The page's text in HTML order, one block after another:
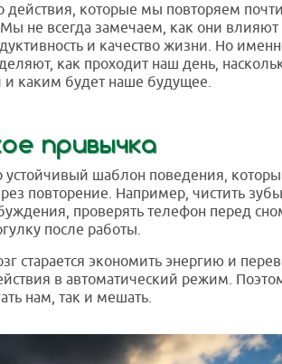
которые мы повторяем
не всегда замечаем, как они влияют
и качество жизни. Но
как проходит наш день,
и каким будет наше будущее.
привычка
шаблон поведения,
повторение. Например, чистить
проверять телефон перед
после работы.
старается экономить энергию и
в автоматический режим.
нам, так и мешать.